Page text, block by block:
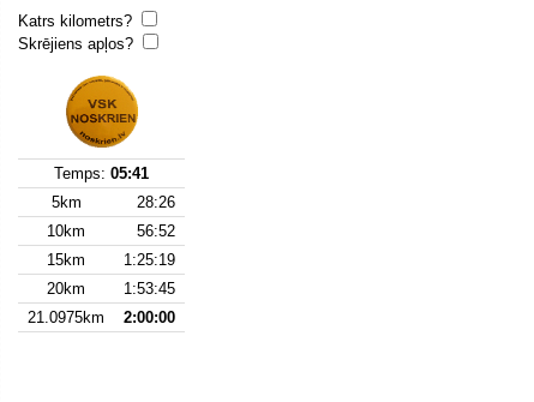
Katrs kilometrs?
Skrējiens apļos?
Temps: 05:41
5km
28:26
10km
56:52
15km
1:25:19
20km
1:53:45
21.0975km
2:00:00